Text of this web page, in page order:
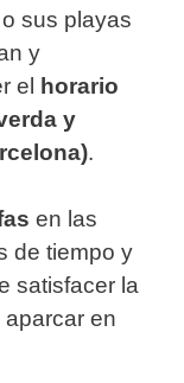
sus playas
y
el horario
y
.
en las
de tiempo y
satisfacer la
en